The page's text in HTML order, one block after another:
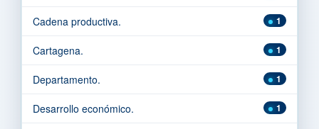
1
Cadena productiva.
1
Cartagena.
1
Departamento.
1
Desarrollo económico.